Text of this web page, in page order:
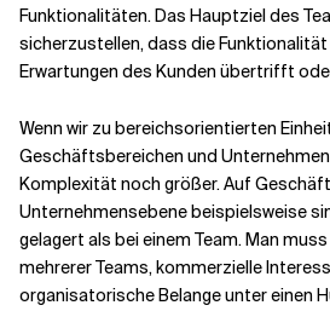
Funktionalitäten. Das Hauptziel des
sicherzustellen, dass die
Erwartungen des Kunden übertrifft
Wenn wir zu bereichsorientierten
Geschäftsbereichen und
Komplexität noch größer. Auf
Unternehmensebene beispielsweise
gelagert als bei einem Team. Man
mehrerer Teams, kommerzielle
organisatorische Belange unter einen